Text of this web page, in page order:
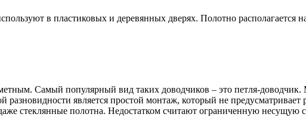
в пластиковых и деревянных дверях. Полотно располагается
Самый популярный вид таких доводчиков – это петля-
является простой монтаж, который не предусматривает
стеклянные полотна. Недостатком считают ограниченную несущую